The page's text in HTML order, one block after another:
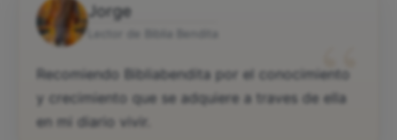
Jorge
“
Recomiendo Bibliabendita por el conocimiento
y crecimiento que se adquiere a traves de ella
en mi diario vivir.